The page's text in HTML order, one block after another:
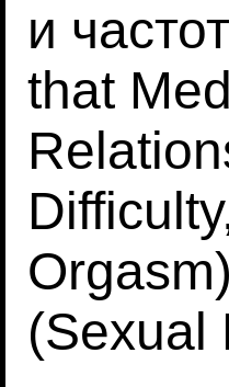
и
that
(Sexual